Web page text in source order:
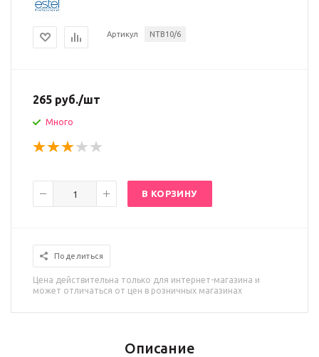
Артикул NTB10/6
265 руб./шт
Много
В КОРЗИНУ
Поделиться
Цена действительна только для интернет-магазина и
может отличаться от цен в розничных магазинах
Описание